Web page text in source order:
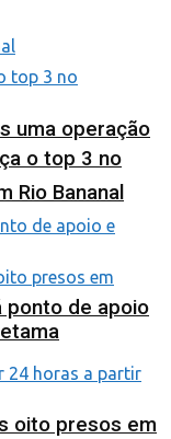
uma operação
Rio Bananal
oito presos em
o top 3 no
ponto de apoio